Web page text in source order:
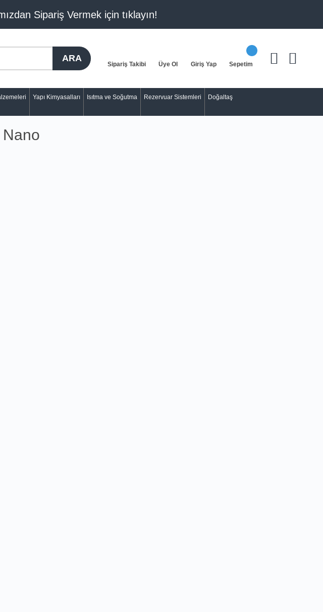
Sipariş Vermek için tıklayın!
ARA
Sipariş Takibi Üye Ol Giriş Yap Sepetim
Yapı Kimyasalları Isıtma ve Soğutma Rezervuar Sistemleri Doğaltaş